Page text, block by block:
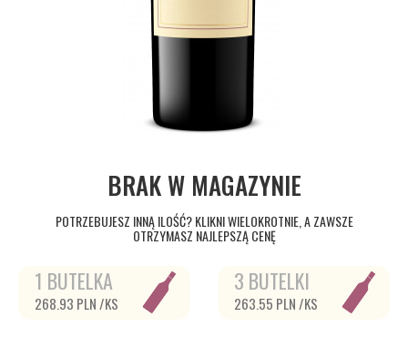
BRAK W MAGAZYNIE
POTRZEBUJESZ INNĄ ILOŚĆ? KLIKNI WIELOKROTNIE, A ZAWSZE
OTRZYMASZ NAJLEPSZĄ CENĘ
1 BUTELKA
268.93 PLN /KS
3 BUTELKI
263.55 PLN /KS